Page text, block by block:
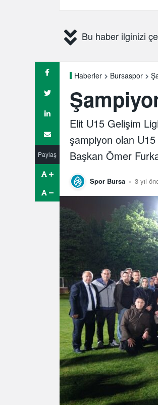
Bu haber ilginizi
Paylaş
Haberler Bursaspor
Elit U15 Gelişim
şampiyon olan U15
Başkan Ömer
Spor Bursa 3 yıl